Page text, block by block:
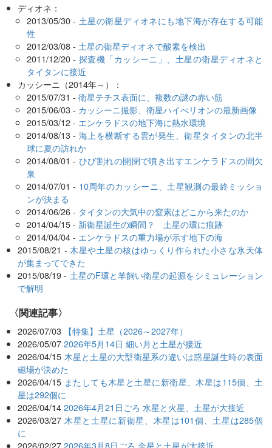
ディオネ：
2013/05/30 - 土星の衛星ディオネにも地下海が存在する可能
性
2012/03/08 - 土星の衛星ディオネで酸素を検出
2011/12/20 - 探査機「カッシーニ」、土星の衛星ディオネと
タイタンに接近
カッシーニ（2014年～）：
2015/07/31 - 衛星テチス表面に、複数の謎の赤い筋
2015/06/03 - カッシーニ撮影、衛星ハイぺリオンの最新画像
2015/03/12 - エンケラドスの地下海に熱水環境
2014/08/13 - 海上を横断する雲が発生、衛星タイタンの北半
球に夏の訪れか
2014/08/01 - ひび割れの開閉で噴き出すエンケラドスの間欠
泉
2014/07/01 - 10周年のカッシーニ、土星観測の最終ミッショ
ンが決まる
2014/06/26 - タイタンの大気中の窒素はどこから来たのか
2014/04/15 - 新衛星誕生の瞬間？ 土星の環に痕跡
2014/04/04 - エンケラドスの重力場が示す地下の海
2015/08/21 - 木星や土星の核はゆっくり作られた小さな氷天体
が集まってできた
2015/08/19 - 土星のF環と羊飼い衛星の起源をシミュレーション
で解明
関連記事
2026/07/03 【特集】土星（2026～2027年）
2026/05/07 2026年5月14日 細い月と土星が接近
2026/04/15 木星と土星の大型衛星系の違いは惑星誕生時の表面
磁場が決めた
2026/04/15 またしても木星と土星に新衛星、木星は115個、土
星は292個に
2026/04/14 2026年4月21日ごろ 水星と火星、土星が大接近
2026/03/27 木星と土星に新衛星、木星は101個、土星は285個
に
2026/02/27 2026年3月8日ごろ 金星と土星が大接近